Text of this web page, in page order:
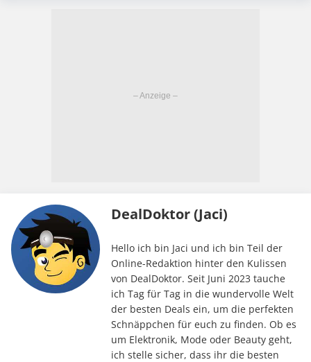
DealDoktor (Jaci)
Hello ich bin Jaci und ich bin Teil der
Online-Redaktion hinter den Kulissen
von DealDoktor. Seit Juni 2023 tauche
ich Tag für Tag in die wundervolle Welt
der besten Deals ein, um die perfekten
Schnäppchen für euch zu finden. Ob es
um Elektronik, Mode oder Beauty geht,
ich stelle sicher, dass ihr die besten